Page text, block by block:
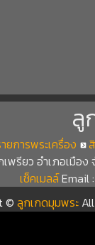
ลู
ยการพระเครื่อง
พรียว อำเภอเมือ
เช็คเมลล์Email
©ลูกเกดมุมพระ